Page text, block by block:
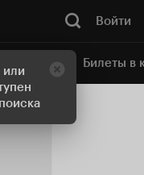
или
Войти
Билеты в